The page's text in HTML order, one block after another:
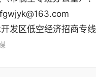
开发区低空经济招商专